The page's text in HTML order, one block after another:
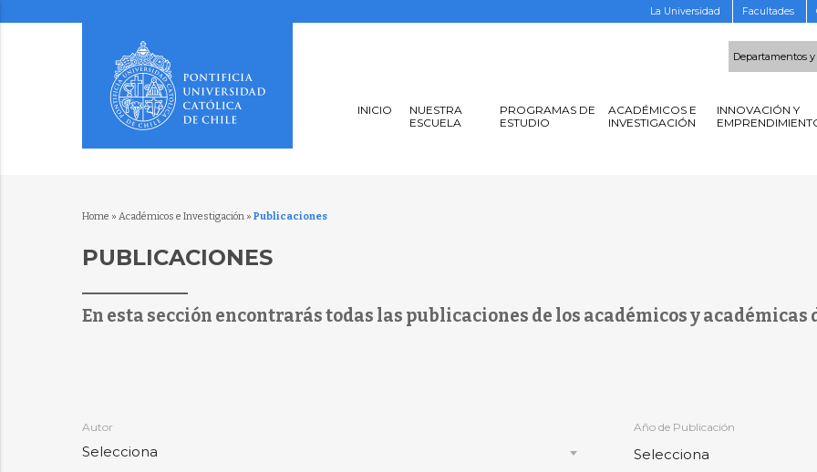
La Universidad Facultades
Departamentos
INICIO
NUESTRA
ESCUELA
PROGRAMAS DE
ESTUDIO
ACADÉMICOS E
INVESTIGACIÓN
INNOVACIÓN Y
Home » Académicos e Investigación» Publicaciones
PUBLICACIONES
En esta sección encontrarás todas las publicaciones de los académicos y académicas
Autor
Selecciona
Año de Publicación